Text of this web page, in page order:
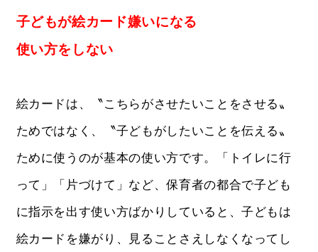
子どもが絵カード嫌いになる
使い方をしない
絵カードは、〝こちらがさせたいことをさせる〟
ためではなく、〝子どもがしたいことを伝える〟
ために使うのが基本の使い方です。「トイレに行
って」「片づけて」など、保育者の都合で子ども
に指示を出す使い方ばかりしていると、子どもは
絵カードを嫌がり、見ることさえしなくなってし